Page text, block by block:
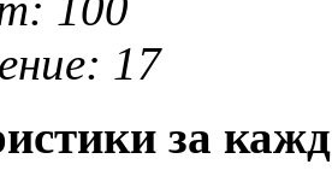
17
за